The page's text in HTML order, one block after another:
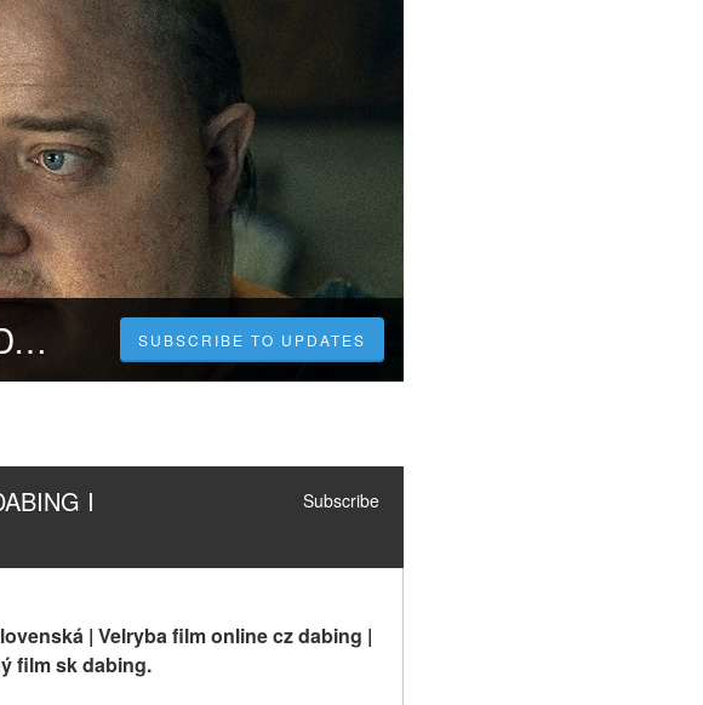
Velryba | CELÝ FILM [2023] 𝐎𝐍𝐋𝐈𝐍𝐄 ZDARMA CZ/SK DABING I TITULKY SUBSCRIBE TO UPDATES
I
Subscribe
| Velryba film online cz dabing |
film sk dabing.